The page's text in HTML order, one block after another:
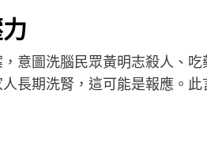
意圖洗腦民眾黃明志殺人、
長期洗腎，這可能是報應。此